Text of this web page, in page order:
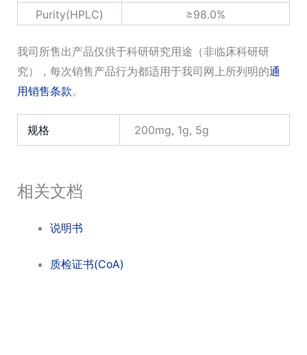
Purity(HPLC)
≥98.0%
我司所售出产品仅供于科研研究用途（非临床科研研
究），每次销售产品行为都适用于我司网上所列明的通
用销售条款。
规格 200mg, 1g, 5g
相关文档
说明书
质检证书(CoA)